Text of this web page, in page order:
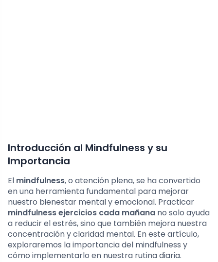
Introducción al Mindfulness y su
Importancia
El mindfulness, o atención plena, se ha convertido
en una herramienta fundamental para mejorar
nuestro bienestar mental y emocional. Practicar
mindfulness ejercicios cada mañana no solo ayuda
a reducir el estrés, sino que también mejora nuestra
concentración y claridad mental. En este artículo,
exploraremos la importancia del mindfulness y
cómo implementarlo en nuestra rutina diaria.